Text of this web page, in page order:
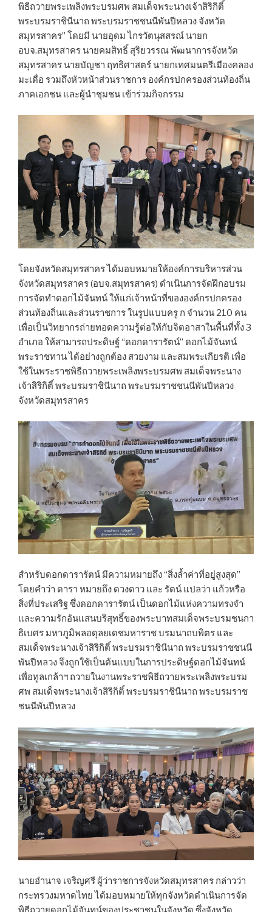
พิธีถวายพระเพลิงพระบรมศพ สมเด็จพระนางเจ้าสิริกิติ์
พระบรมราชินีนาถ พระบรมราชชนนีพันปีหลวง จังหวัด
สมุทรสาคร” โดยมี นายอุดม ไกรวัตนุสสรณ์ นายก
อบจ.สมุทรสาคร นายคมสิทธิ์ สุริยวรรณ พัฒนาการจังหวัด
สมุทรสาคร นายบัญชา ฤทธิศาสตร์ นายกเทศมนตรีเมืองคลอง
มะเดื่อ รวมถึงหัวหน้าส่วนราชการ องค์กรปกครองส่วนท้องถิ่น
ภาคเอกชน และผู้นำชุมชน เข้าร่วมกิจกรรม
โดยจังหวัดสมุทรสาคร ได้มอบหมายให้องค์การบริหารส่วน
จังหวัดสมุทรสาคร (อบจ.สมุทรสาคร) ดำเนินการจัดฝึกอบรม
การจัดทำดอกไม้จันทน์ ให้แก่เจ้าหน้าที่ขององค์กรปกครอง
ส่วนท้องถิ่นและส่วนราชการ ในรูปแบบครู ก จำนวน 210 คน
เพื่อเป็นวิทยากรถ่ายทอดความรู้ต่อให้กับจิตอาสาในพื้นที่ทั้ง 3
อำเภอ ให้สามารถประดิษฐ์ “ดอกดารารัตน์” ดอกไม้จันทน์
พระราชทาน ได้อย่างถูกต้อง สวยงาม และสมพระเกียรติ เพื่อ
ใช้ในพระราชพิธีถวายพระเพลิงพระบรมศพ สมเด็จพระนาง
เจ้าสิริกิติ์ พระบรมราชินีนาถ พระบรมราชชนนีพันปีหลวง
จังหวัดสมุทรสาคร
สำหรับดอกดารารัตน์ มีความหมายถึง “สิ่งล้ำค่าที่อยู่สูงสุด”
โดยคำว่า ดารา หมายถึง ดวงดาว และ รัตน์ แปลว่า แก้วหรือ
สิ่งที่ประเสริฐ ซึ่งดอกดารารัตน์ เป็นดอกไม้แห่งความทรงจำ
และความรักอันแสนบริสุทธิ์ของพระบาทสมเด็จพระบรมชนกา
ธิเบศร มหาภูมิพลอดุลยเดชมหาราช บรมนาถบพิตร และ
สมเด็จพระนางเจ้าสิริกิติ์ พระบรมราชินีนาถ พระบรมราชชนนี
พันปีหลวง จึงถูกใช้เป็นต้นแบบในการประดิษฐ์ดอกไม้จันทน์
เพื่อทูลเกล้าฯ ถวายในงานพระราชพิธีถวายพระเพลิงพระบรม
ศพ สมเด็จพระนางเจ้าสิริกิติ์ พระบรมราชินีนาถ พระบรมราช
ชนนีพันปีหลวง
นายอำนาจ เจริญศรี ผู้ว่าราชการจังหวัดสมุทรสาคร กล่าวว่า
กระทรวงมหาดไทย ได้มอบหมายให้ทุกจังหวัดดำเนินการจัด